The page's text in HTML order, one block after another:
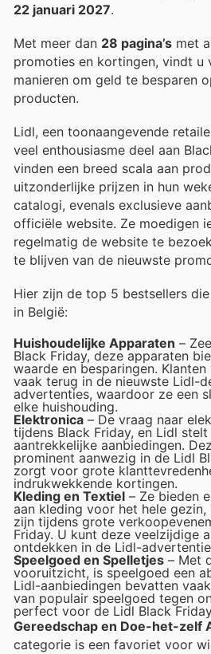
22 januari 2027.
Met meer dan 28 pagina’s met
promoties en kortingen, vindt u
manieren om geld te besparen
producten.
Lidl, een toonaangevende
veel enthousiasme deel aan
vinden een breed scala aan
uitzonderlijke prijzen in hun
catalogi, evenals exclusieve
officiële website. Ze moedigen
regelmatig de website te
te blijven van de nieuwste
Hier zijn de top 5 bestsellers
in België:
Huishoudelijke Apparaten –
Black Friday, deze apparaten
waarde en besparingen.
vaak terug in de nieuwste Lidl-
advertenties, waardoor ze een
elke huishouding.
Elektronica – De vraag naar
tijdens Black Friday, en Lidl
aantrekkelijke aanbiedingen.
prominent aanwezig in de Lidl
zorgt voor grote
indrukwekkende kortingen.
Kleding en Textiel – Ze bieden
aan kleding voor het hele
zijn tijdens grote
Friday. U kunt deze veelzijdige
ontdekken in de Lidl-
Speelgoed en Spelletjes – Met
vooruitzicht, is speelgoed een
Lidl-aanbiedingen bevatten
van populair speelgoed tegen
perfect voor de Lidl Black
Gereedschap en Doe-het-zelf
categorie is een favoriet voor